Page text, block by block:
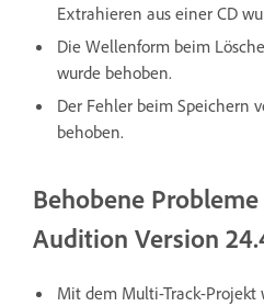
Extrahieren aus einer CD
Die Wellenform beim
wurde behoben.
Der Fehler beim Speichern
behoben.
Behobene
Audition Version
Mit dem Multi-Track-Projekt